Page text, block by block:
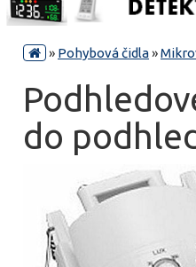
» Pohybová čidla»
do